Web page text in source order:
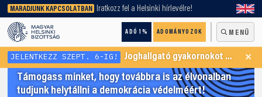
MARADJUNK KAPCSOLATBAN Iratkozz fel a Helsinki hírlevélre!
ADÓ 1% ADOMÁNYOZOK MENÜ
keresőnket!
JELENTKEZZ SZEPT. 6-IG! Joghallgató gyakornokot keresünk Menekültügyi Programunkba ×
Támogass minket, hogy továbbra is az élvonalban
tudjunk helytállni a demokrácia védelméért!